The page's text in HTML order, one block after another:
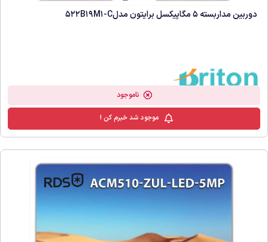
دوربین مداربسته 5 مگاپیکسل برایتون مدل522B19M1-C
ناموجود
موجود شد خبرم کن !